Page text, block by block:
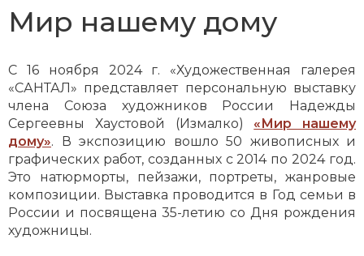
Мир нашему дому
С 16 ноября 2024 г. «Художественная галерея
«САНТАЛ» представляет персональную выставку
члена Союза художников России Надежды
Сергеевны Хаустовой (Измалко) «Мир нашему
дому». В экспозицию вошло 50 живописных и
графических работ, созданных с 2014 по 2024 год.
Это натюрморты, пейзажи, портреты, жанровые
композиции. Выставка проводится в Год семьи в
России и посвящена 35-летию со Дня рождения
художницы.